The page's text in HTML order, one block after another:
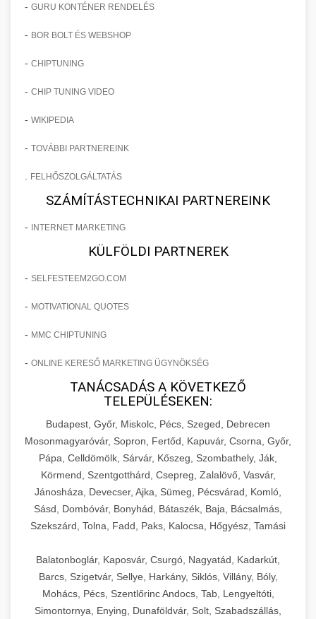
- GURU KONTÉNER RENDELÉS
- BOR BOLT ÉS WEBSHOP
- CHIPTUNING
- CHIP TUNING VIDEO
- WIKIPEDIA
- TOVÁBBI PARTNEREINK
FELHŐSZOLGÁLTATÁS
SZÁMÍTÁSTECHNIKAI PARTNEREINK
- INTERNET MARKETING
KÜLFÖLDI PARTNEREK
- SELFESTEEM2GO.COM
- MOTIVATIONAL QUOTES
- MMC CHIPTUNING
- ONLINE KERESŐ MARKETING ÜGYNÖKSÉG
TANÁCSADÁS A KÖVETKEZŐ
TELEPÜLÉSEKEN:
Budapest, Győr, Miskolc, Pécs, Szeged, Debrecen
Mosonmagyaróvár, Sopron, Fertőd, Kapuvár, Csorna, Győr,
Pápa, Celldömölk, Sárvár, Kőszeg, Szombathely, Ják,
Körmend, Szentgotthárd, Csepreg, Zalalövő, Vasvár,
Jánosháza, Devecser, Ajka, Sümeg, Pécsvárad, Komló,
Sásd, Dombóvár, Bonyhád, Bátaszék, Baja, Bácsalmás,
Szekszárd, Tolna, Fadd, Paks, Kalocsa, Hőgyész, Tamási
Balatonboglár, Kaposvár, Csurgó, Nagyatád, Kadarkút,
Barcs, Szigetvár, Sellye, Harkány, Siklós, Villány, Bóly,
Mohács, Pécs, Szentlőrinc Andocs, Tab, Lengyeltóti,
Simontornya, Enying, Dunaföldvár, Solt, Szabadszállás,